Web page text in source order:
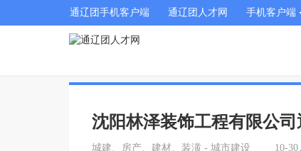
通辽团手机客户端 通辽团人才网 手机客户端
沈阳林泽装饰工程有限公
城建、房产、建材、装潢 - 城市建设 10-30